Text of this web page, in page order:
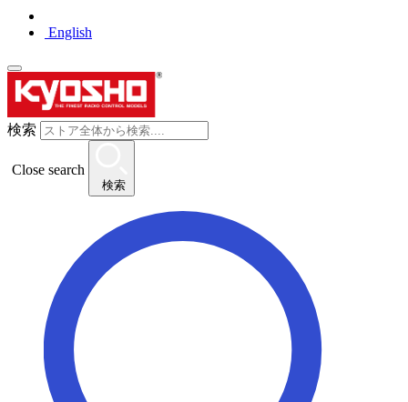
English
検索
Close search
検索